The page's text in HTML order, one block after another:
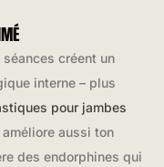
créent un
interne – plus
pour jambes
aussi ton
des endorphines qui